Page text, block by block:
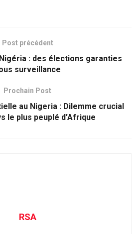
Post précédent
: des élections garanties
surveillance
Prochain Post
au Nigeria : Dilemme crucial
le plus peuplé d'Afrique
RSA